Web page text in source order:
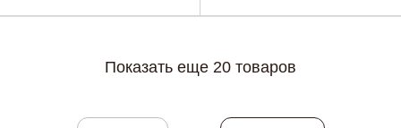
Показать еще 20 товаров